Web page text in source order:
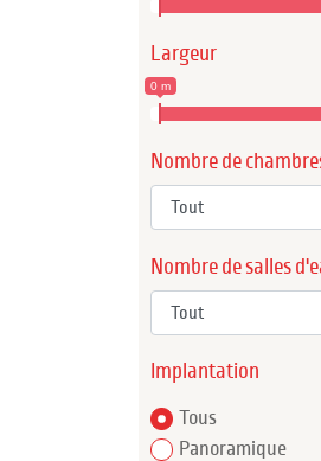
Largeur
0 m
Nombre de
Nombre de salles
Implantation
Tous
Panoramique